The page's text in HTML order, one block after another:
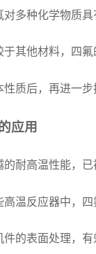
多种化学物质
其他材料，四
质后，再进一
应用
的耐高温性能，
温反应器中，
的表面处理，有